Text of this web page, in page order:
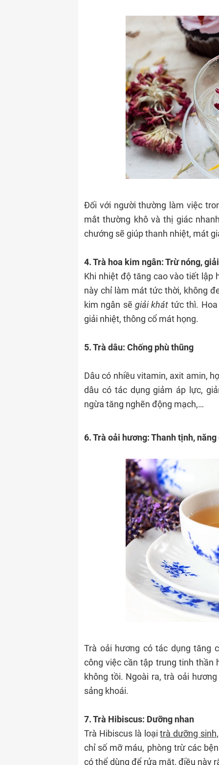
Đối với người thường làm việc
mắt thường khô và thị giác
chướng sẽ giúp thanh nhiệt, mát
4. Trà hoa kim ngân: Trừ nóng,
Khi nhiệt độ tăng cao vào tiết lập
này chỉ làm mát tức thời, không
kim ngân sẽgiải khát tức thì.
giải nhiệt, thông cổ mát họng.
5. Trà dâu: Chống phù thũng
Dâu có nhiều vitamin, axit amin,
dâu có tác dụng giảm áp lực,
ngừa tăng nghẽn động mạch,…
6. Trà oải hương: Thanh tịnh,
Trà oải hương có tác dụng tăng
công việc cần tập trung tinh thần
không tồi. Ngoài ra, trà oải
sảng khoái.
7. Trà Hibiscus: Dưỡng nhan
Trà Hibiscus là loạitrà dưỡng sinh,
chỉ số mỡ máu, phòng trừ các
có thể dùng để rửa mặt, điều này